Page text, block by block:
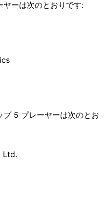
ヤーは次のとおりです:
プ 5 プレーヤーは次のとお
Ltd.